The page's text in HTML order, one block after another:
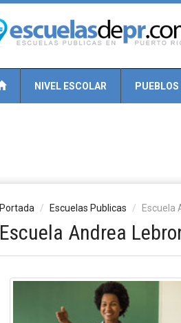
NIVEL ESCOLAR PUEBLOS
Portada Escuelas Publicas Escuela
Escuela Andrea